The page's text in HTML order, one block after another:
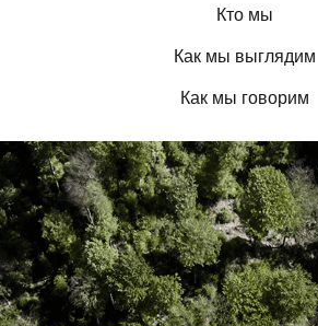
Кто мы
Как мы выглядим
Как мы говорим